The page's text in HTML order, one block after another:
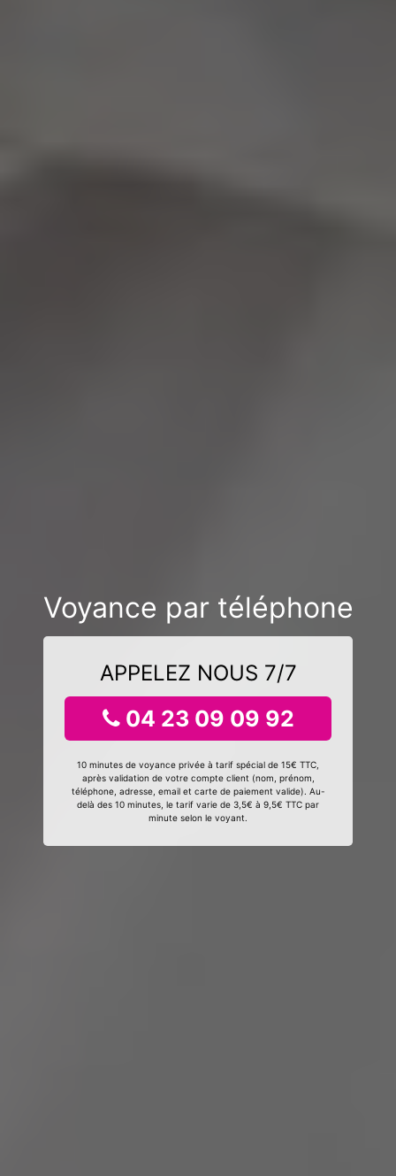
Voyance par téléphone
APPELEZ NOUS 7/7
04 23 09 09 92
10 minutes de voyance privée à tarif spécial de 15€ TTC,
après validation de votre compte client (nom, prénom,
téléphone, adresse, email et carte de paiement valide). Au-
delà des 10 minutes, le tarif varie de 3,5€ à 9,5€ TTC par
minute selon le voyant.